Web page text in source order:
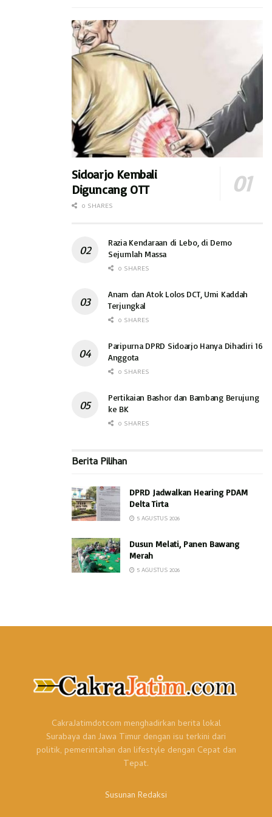
Sidoarjo Kembali
Diguncang OTT
0 SHARES
Razia Kendaraan di Lebo, di Demo
Sejumlah Massa
0 SHARES
Anam dan Atok Lolos DCT, Umi Kaddah
Terjungkal
0 SHARES
Paripurna DPRD Sidoarjo Hanya Dihadiri 16
Anggota
0 SHARES
Pertikaian Bashor dan Bambang Berujung
ke BK
0 SHARES
Berita Pilihan
DPRD Jadwalkan Hearing PDAM
Delta Tirta
5 AGUSTUS 2026
Dusun Melati, Panen Bawang
Merah
5 AGUSTUS 2026
CakraJatimdotcom menghadirkan berita lokal
Surabaya dan Jawa Timur dengan isu terkini dari
politik, pemerintahan dan lifestyle dengan Cepat dan
Tepat.
Susunan Redaksi